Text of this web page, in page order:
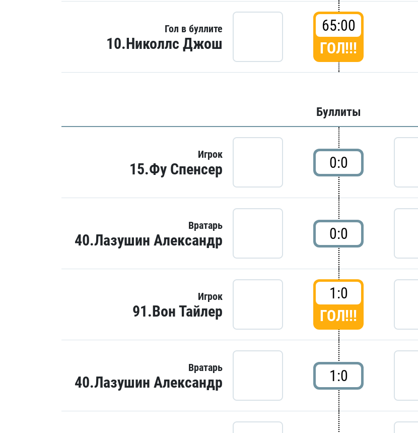
Гол в буллите
10.Николлс Джош
65:00
ГОЛ!!!
Буллиты
Игрок
15.Фу Спенсер 0:0
Вратарь
40.Лазушин Александр 0:0
Игрок
91.Вон Тайлер
1:0
ГОЛ!!!
Вратарь
40.Лазушин Александр 1:0